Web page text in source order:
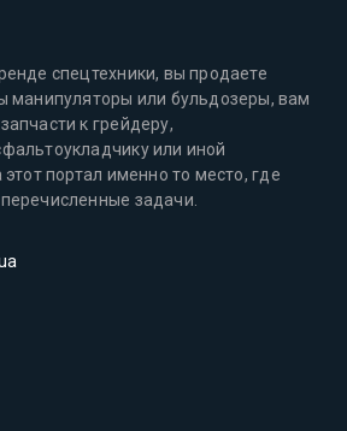
спецтехники, вы продаете
манипуляторы или бульдозеры, вам
к грейдеру,
или иной
этот портал именно то место, где
задачи.